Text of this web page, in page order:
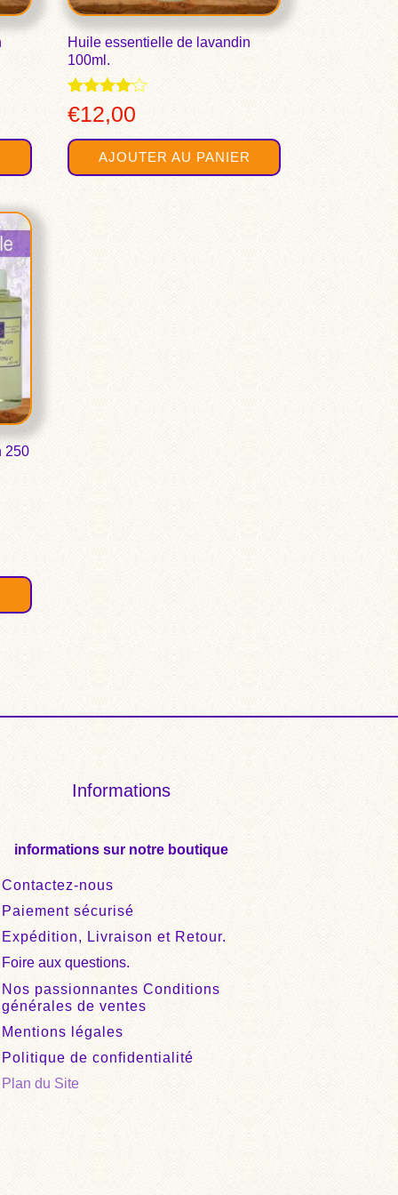
Huile essentielle de lavandin
100ml.
Note
4.00
sur 5
€12,00
AJOUTER AU PANIER
250
Informations
informations sur notre boutique
Contactez-nous
Paiement sécurisé
Expédition, Livraison et Retour.
Foire aux questions.
Nos passionnantes Conditions
générales de ventes
Mentions légales
Politique de confidentialité
Plan du Site